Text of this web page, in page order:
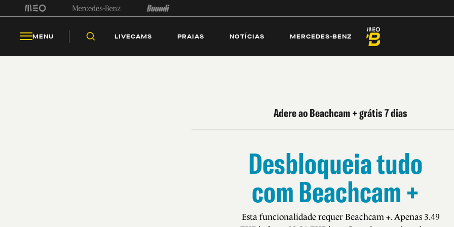
MENU LIVECAMS PRAIAS NOTÍCIAS MERCEDES-BENZ
LIVECAMS PRAIAS NOTÍCIAS MERCEDES-
Adere ao Beachcam + grátis 7 dias
Desbloqueia tudo
com Beachcam +
Esta funcionalidade requer Beachcam +. Apenas 3.49